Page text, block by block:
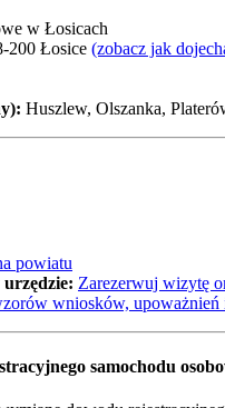
w Łosicach
200 Łosice (zobacz jak
Huszlew, Olszanka,
powiatu
Zarezerwuj wizytę
wniosków, upoważnień
samochodu